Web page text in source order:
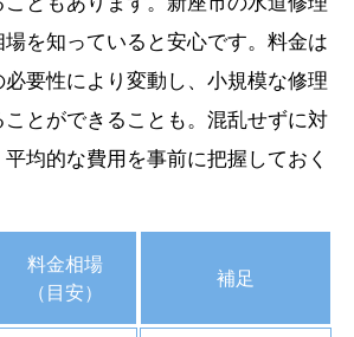
を知っていると安心です。料金は
要性により変動し、小規模な修理
とができることも。混乱せずに対
均的な費用を事前に把握しておく
料金相場
（目安）
補足